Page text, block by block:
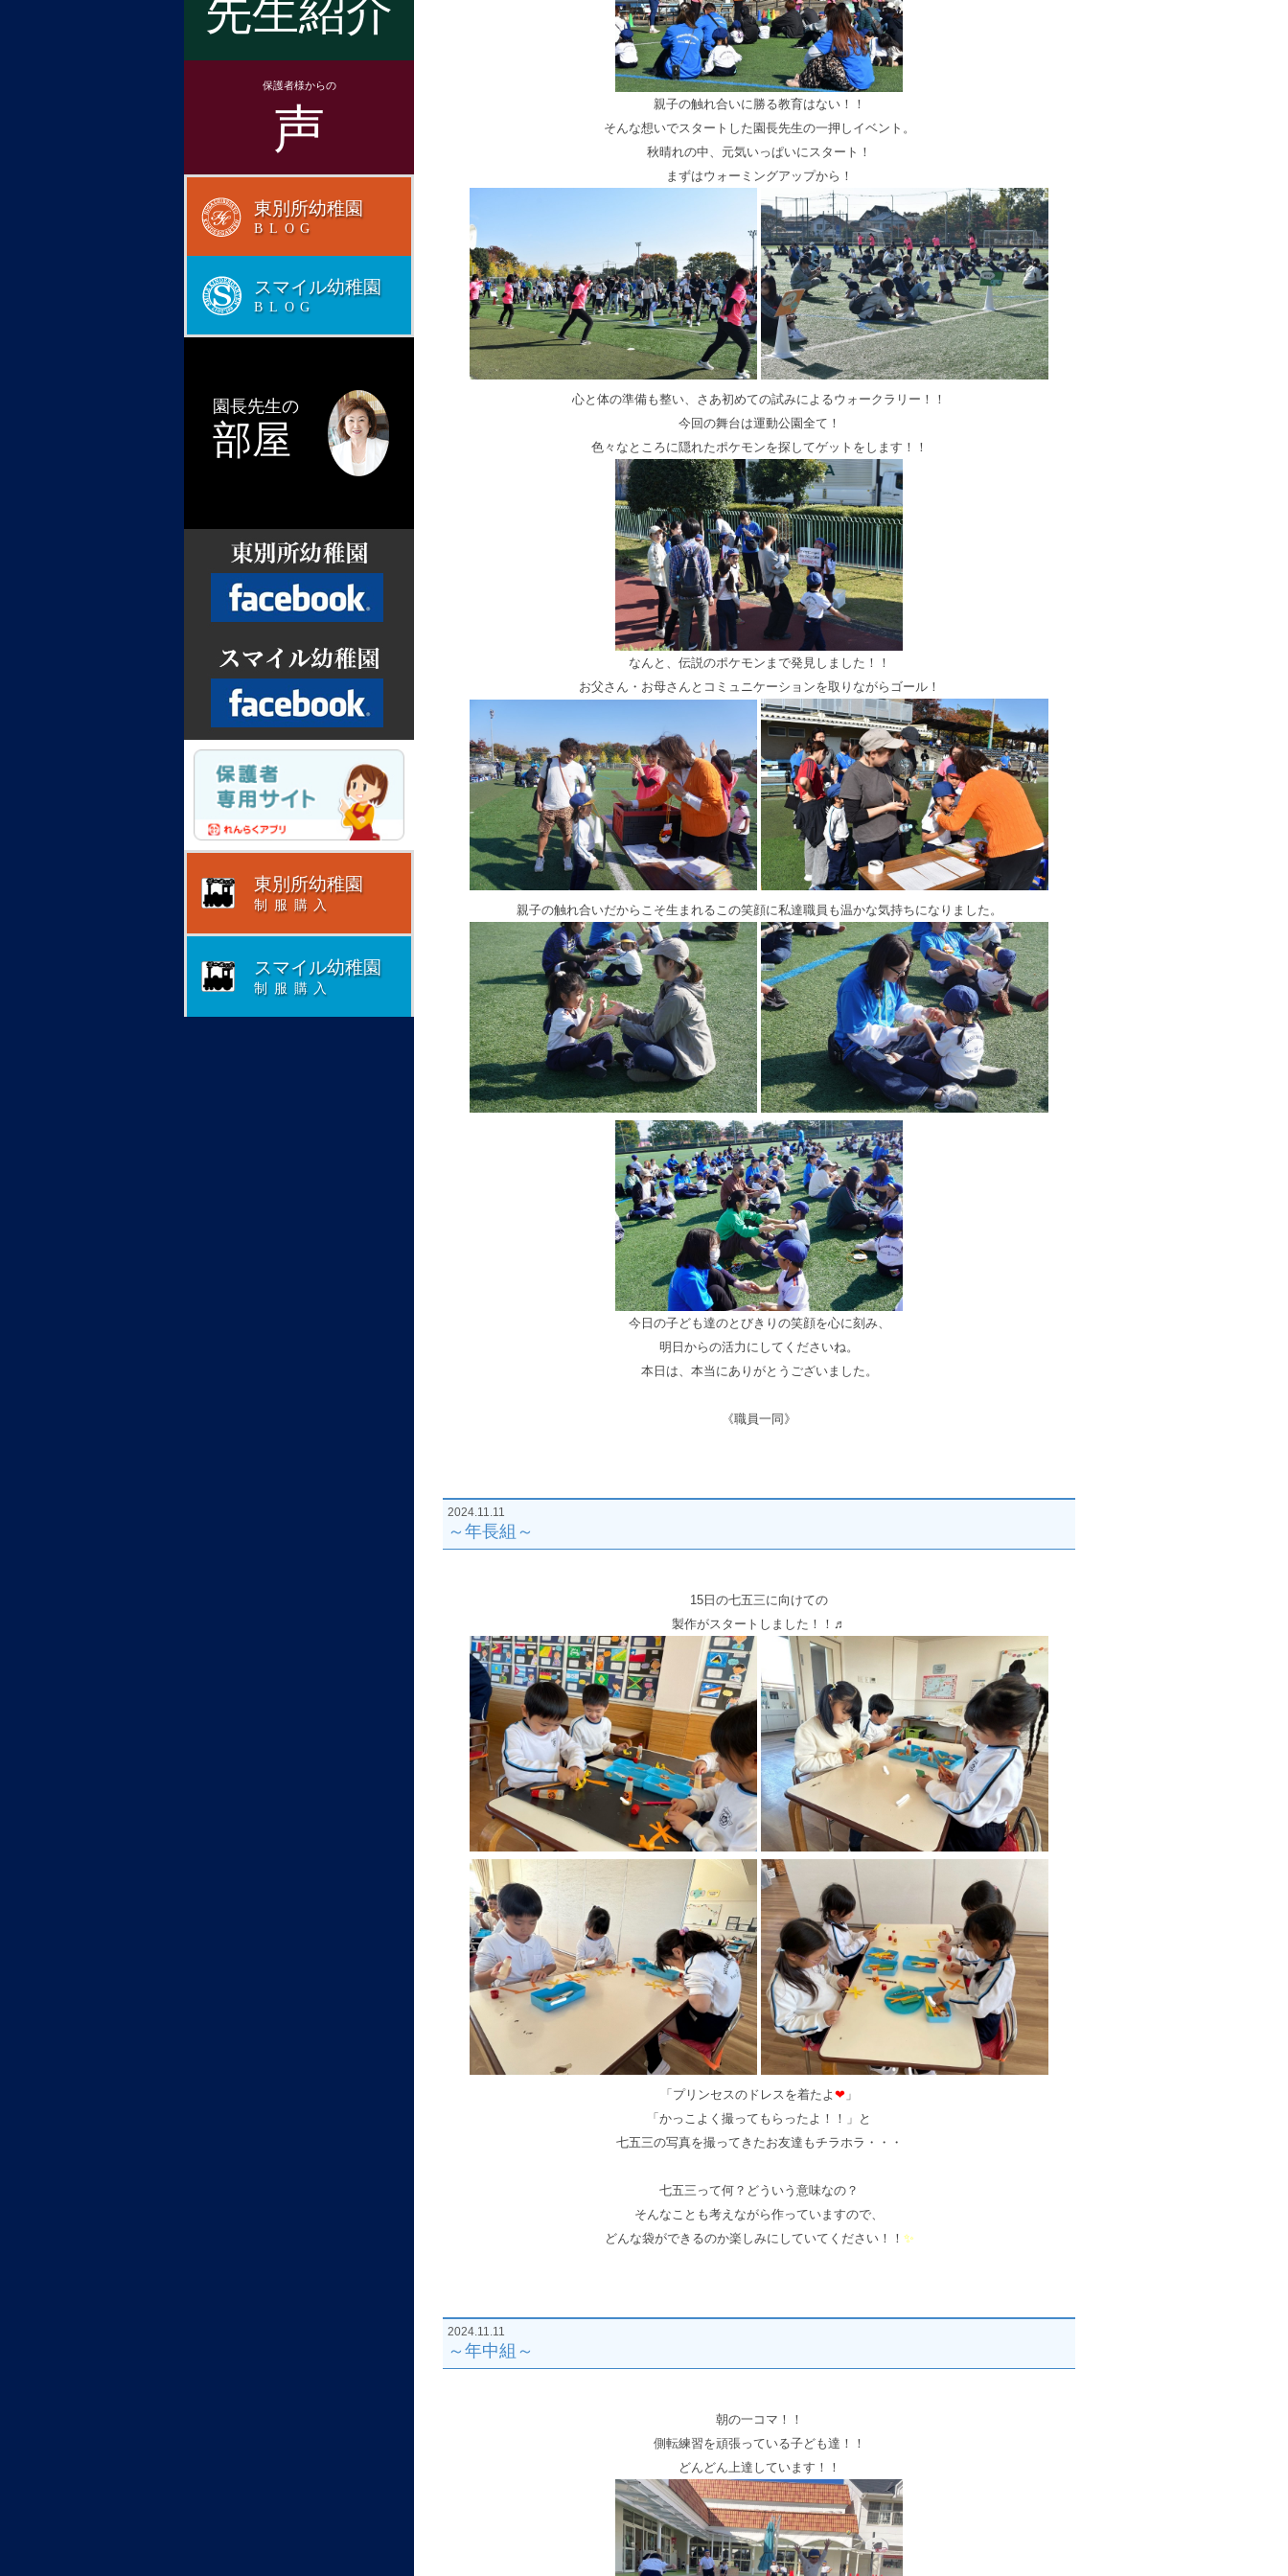
親子の触れ合いに勝る教育はない！！
そんな想いでスタートした園長先生の一押しイベント。
秋晴れの中、元気いっぱいにスタート！
まずはウォーミングアップから！
心と体の準備も整い、さあ初めての試みによるウォークラリー！！
今回の舞台は運動公園全て！
色々なところに隠れたポケモンを探してゲットをします！！
なんと、伝説のポケモンまで発見しました！！
お父さん・お母さんとコミュニケーションを取りながらゴール！
親子の触れ合いだからこそ生まれるこの笑顔に私達職員も温かな気持ちになりました。
今日の子ども達のとびきりの笑顔を心に刻み、
明日からの活力にしてくださいね。
本日は、本当にありがとうございました。
《職員一同》
2024.11.11
～年長組～
15日の七五三に向けての
製作がスタートしました！！♬
「プリンセスのドレスを着たよ ❤ 」
「かっこよく撮ってもらったよ！！ 」と
七五三の写真を撮ってきたお友達もチラホラ・・・
七五三って何？ どういう意味なの？
そんなことも考えながら作っていますので、
どんな袋ができるのか楽しみにしていてください！！ ✨
2024.11.11
～年中組～
朝の一コマ！！
側転練習を頑張っている子ども達！！
どんどん上達しています！！
先生紹介
保護者様からの
声
東別所幼稚園
BLOG
スマイル幼稚園
BLOG
園長先生の
部屋
Facebook
Facebook
東別所幼稚園
制服購入
スマイル幼稚園
制服購入